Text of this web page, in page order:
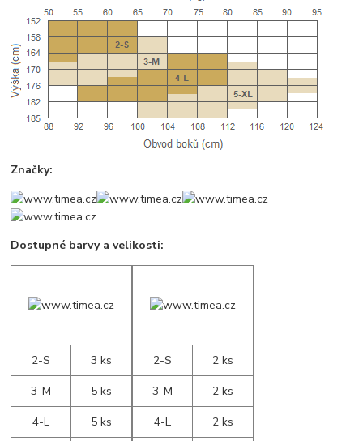
Značky:
Dostupné barvy a velikosti:
2-S
3 ks
3-M
5 ks
4-L
5 ks
2-S
2 ks
3-M
2 ks
4-L
2 ks